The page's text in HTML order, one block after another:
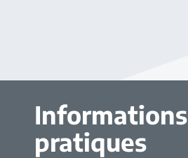
Informations
pratiques